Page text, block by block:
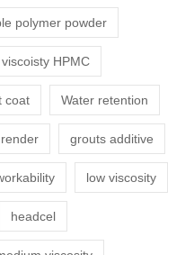
polymer powder
HPMC
coat Water retention
grouts additive
low viscosity
headcel